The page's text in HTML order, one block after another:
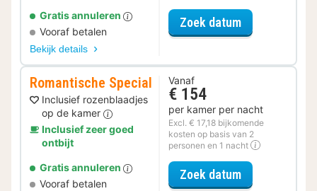
Gratis annuleren
Vooraf betalen
Bekijk details
Zoek datumvoor Relax
Romantische Special
Inclusief rozenblaadjes
op de kamer
Inclusief zeer goed
ontbijt
Gratis annuleren
Vooraf betalen
Vanaf
€ 154
per kamer per nacht
Excl. € 17,18 bijkomende
kosten op basis van 2
personen en 1 nacht
Zoek datumvoor